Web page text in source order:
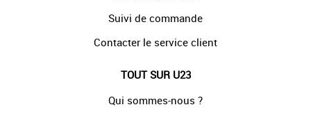
Suivi de commande
Contacter le service client
TOUT SUR U23
Qui sommes-nous ?